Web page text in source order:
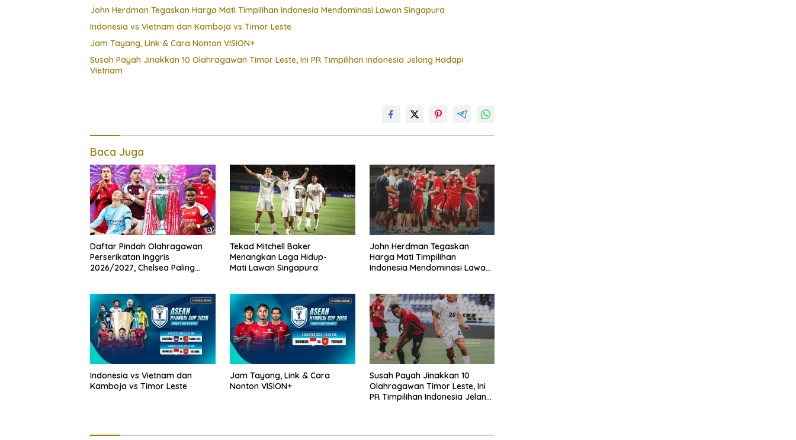
John Herdman Tegaskan Harga Mati Timpilihan Indonesia Mendominasi Lawan Singapura
Indonesia vs Vietnam dan Kamboja vs Timor Leste
Jam Tayang, Link & Cara Nonton VISION+
Susah Payah Jinakkan 10 Olahragawan Timor Leste, Ini PR Timpilihan Indonesia Jelang Hadapi
Vietnam
Baca Juga
Daftar Pindah Olahragawan
Perserikatan Inggris
2026/2027, Chelsea Paling
Tekad Mitchell Baker
Menangkan Laga Hidup-
Mati Lawan Singapura
John Herdman Tegaskan
Harga Mati Timpilihan
Indonesia Mendominasi Lawan
Indonesia vs Vietnam dan
Kamboja vs Timor Leste
Jam Tayang, Link & Cara
Nonton VISION+
Susah Payah Jinakkan 10
Olahragawan Timor Leste, Ini
PR Timpilihan Indonesia Jelang